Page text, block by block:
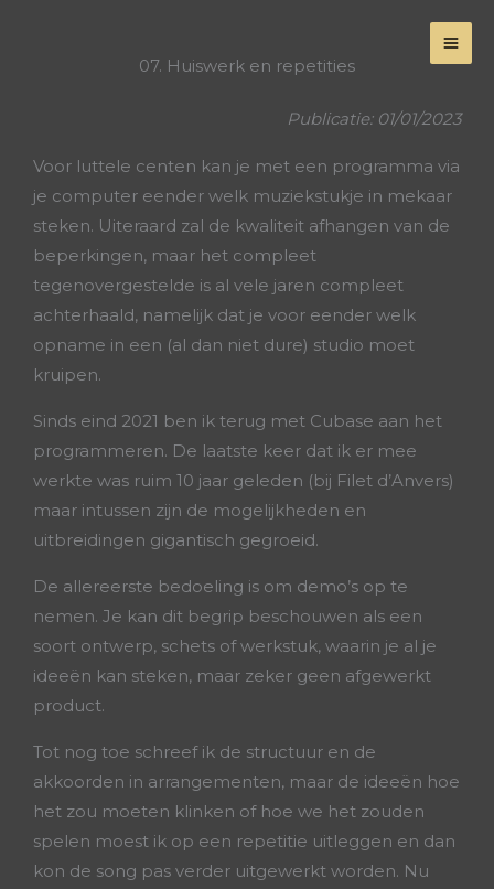
07. Huiswerk en repetities
Publicatie: 01/01/2023
Voor luttele centen kan je met een programma via
je computer eender welk muziekstukje in mekaar
steken. Uiteraard zal de kwaliteit afhangen van de
beperkingen, maar het compleet
tegenovergestelde is al vele jaren compleet
achterhaald, namelijk dat je voor eender welk
opname in een (al dan niet dure) studio moet
kruipen.
Sinds eind 2021 ben ik terug met Cubase aan het
programmeren. De laatste keer dat ik er mee
werkte was ruim 10 jaar geleden (bij Filet d’Anvers)
maar intussen zijn de mogelijkheden en
uitbreidingen gigantisch gegroeid.
De allereerste bedoeling is om demo’s op te
nemen. Je kan dit begrip beschouwen als een
soort ontwerp, schets of werkstuk, waarin je al je
ideeën kan steken, maar zeker geen afgewerkt
product.
Tot nog toe schreef ik de structuur en de
akkoorden in arrangementen, maar de ideeën hoe
het zou moeten klinken of hoe we het zouden
spelen moest ik op een repetitie uitleggen en dan
kon de song pas verder uitgewerkt worden. Nu